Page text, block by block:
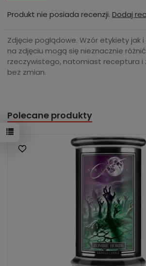
Produkt nie posiada recenzji. Dodaj
Zdjęcie poglądowe. Wzór etykiety jak
na zdjęciu mogą się nieznacznie
rzeczywistego, natomiast receptura i
bez zmian.
Polecane produkty